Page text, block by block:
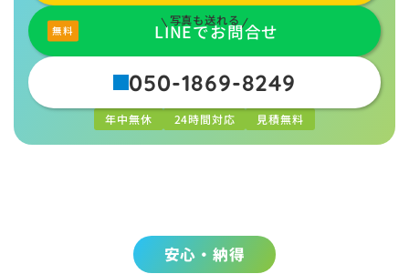
写真も送れる
LINEでお問合せ
050-1869-8249
年中無休 24時間対応 見積無料
安心・納得